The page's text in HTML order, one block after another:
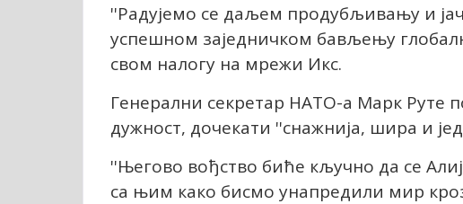
''Радујемо се даљем продубљивању и
успешном заједничком бављењу
свом налогу на мрежи Икс.
Генерални секретар НАТО-а Марк Руте
дужност, дочекати ''снажнија, шира и
''Његово вођство биће кључно да се
са њим како бисмо унапредили мир